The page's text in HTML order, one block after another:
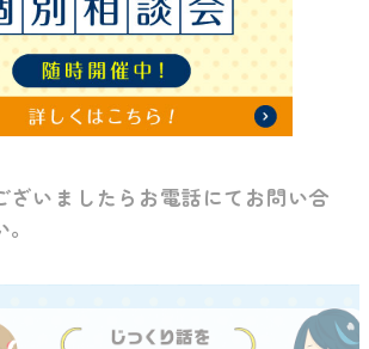
通い方を相談したい！
るか相談してみたい！
ざいましたらお電話にてお問い合